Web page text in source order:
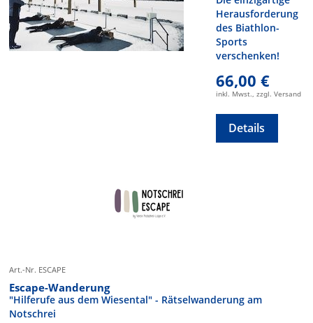
Herausforderung
des Biathlon-
Sports
verschenken!
66,00 €
inkl. Mwst., zzgl. Versand
Details
Art.-Nr. ESCAPE
Escape-Wanderung
"Hilferufe aus dem Wiesental" - Rätselwanderung am
Notschrei